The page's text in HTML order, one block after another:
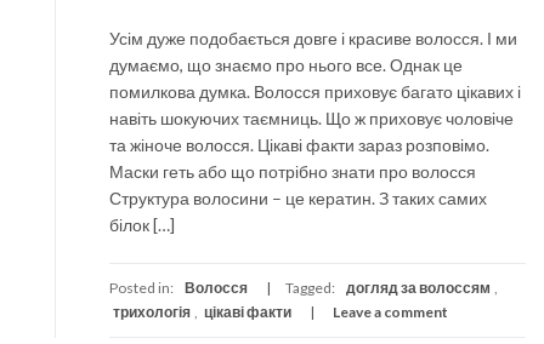
Усім дуже подобається довге і красиве волосся. І ми
думаємо, що знаємо про нього все. Однак це
помилкова думка. Волосся приховує багато цікавих і
навіть шокуючих таємниць. Що ж приховує чоловіче
та жіноче волосся. Цікаві факти зараз розповімо.
Маски геть або що потрібно знати про волосся
Структура волосини – це кератин. З таких самих
білок […]
Posted in: Волосся Tagged: догляд за волоссям ,
трихологія , цікаві факти Leave a comment